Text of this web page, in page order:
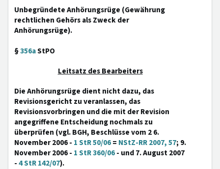
Unbegründete Anhörungsrüge (Gewährung
rechtlichen Gehörs als Zweck der
Anhörungsrüge).
§356aStPO
Leitsatz des Bearbeiters
Die Anhörungsrüge dient nicht dazu, das
Revisionsgericht zu veranlassen, das
Revisionsvorbringen und die mit der Revision
angegriffene Entscheidung nochmals zu
überprüfen (vgl. BGH, Beschlüsse vom 2 6.
November 2006 - 1 StR 50/06= NStZ-RR 2007, 57; 9.
November 2006 - 1 StR 360/06- und 7. August 2007
-4 StR 142/07).